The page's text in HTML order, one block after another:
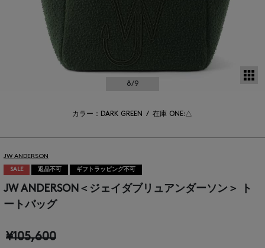
8/9
カラー：DARK GREEN / 在庫 ONE:△
JW ANDERSON
SALE 返品不可 ギフトラッピング不可
JW ANDERSON＜ジェイダブリュアンダーソン＞ ト
ートバッグ
¥105,600